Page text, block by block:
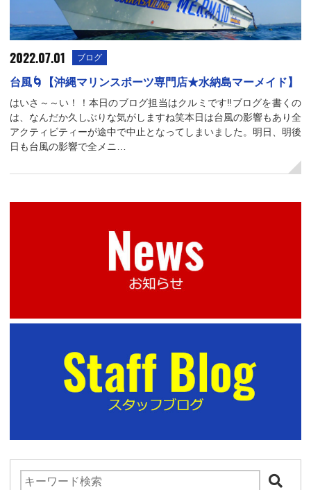
2022.07.01 ブログ
台風🌀【沖縄マリンスポーツ専門店★水納島マーメイド】
はいさ～～い！！本日のブログ担当はクルミです‼ブログを書くの
は、なんだか久しぶりな気がしますね笑本日は台風の影響もあり全
アクティビティーが途中で中止となってしまいました。明日、明後
日も台風の影響で全メニ…